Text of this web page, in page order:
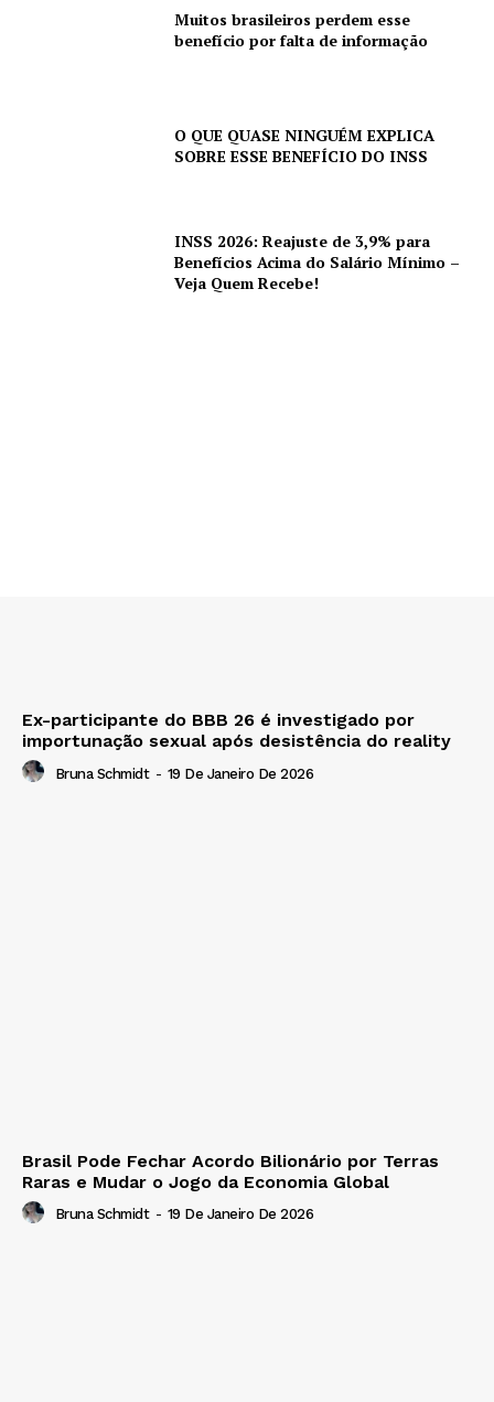
Muitos brasileiros perdem esse
benefício por falta de informação
O QUE QUASE NINGUÉM EXPLICA
SOBRE ESSE BENEFÍCIO DO INSS
INSS 2026: Reajuste de 3,9% para
Benefícios Acima do Salário Mínimo –
Veja Quem Recebe!
Ex-participante do BBB 26 é investigado por
importunação sexual após desistência do reality
Bruna Schmidt - 19 De Janeiro De 2026
Brasil Pode Fechar Acordo Bilionário por Terras
Raras e Mudar o Jogo da Economia Global
Bruna Schmidt - 19 De Janeiro De 2026